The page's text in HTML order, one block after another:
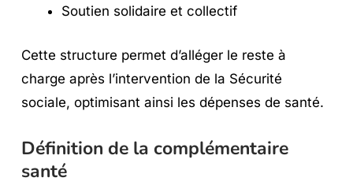
Soutien solidaire et collectif
Cette structure permet d’alléger le reste à
charge après l’intervention de la Sécurité
sociale, optimisant ainsi les dépenses de santé.
Définition de la complémentaire
santé